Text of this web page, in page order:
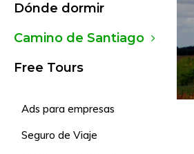
Dónde dormir
Camino de Santiago
Free Tours
Ads para empresas
Seguro de Viaje